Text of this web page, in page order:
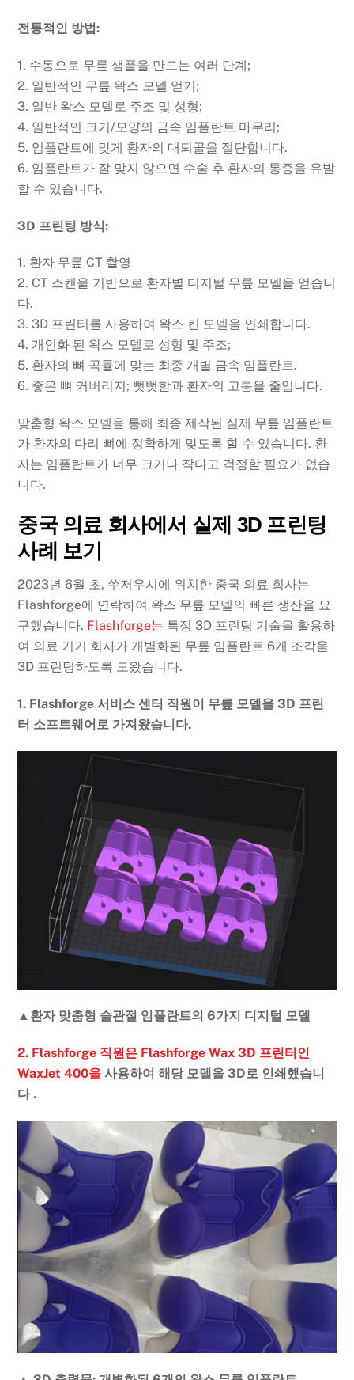
전통적인 방법:
1. 수동으로 무릎 샘플을 만드는 여러 단계;
2. 일반적인 무릎 왁스 모델 얻기;
3. 일반 왁스 모델로 주조 및 성형;
4. 일반적인 크기/모양의 금속 임플란트 마무리;
5. 임플란트에 맞게 환자의 대퇴골을 절단합니다.
6. 임플란트가 잘 맞지 않으면 수술 후 환자의 통증을 유발
할 수 있습니다.
3D 프린팅 방식:
1. 환자 무릎 CT 촬영
2. CT 스캔을 기반으로 환자별 디지털 무릎 모델을 얻습니
다.
3. 3D 프린터를 사용하여 왁스 킨 모델을 인쇄합니다.
4. 개인화 된 왁스 모델로 성형 및 주조;
5. 환자의 뼈 곡률에 맞는 최종 개별 금속 임플란트.
6. 좋은 뼈 커버리지; 뻣뻣함과 환자의 고통을 줄입니다.
맞춤형 왁스 모델을 통해 최종 제작된 실제 무릎 임플란트
가 환자의 다리 뼈에 정확하게 맞도록 할 수 있습니다. 환
자는 임플란트가 너무 크거나 작다고 걱정할 필요가 없습
니다.
중국 의료 회사에서 실제 3D 프린팅
사례 보기
2023년 6월 초, 쑤저우시에 위치한 중국 의료 회사는
Flashforge에 연락하여 왁스 무릎 모델의 빠른 생산을 요
구했습니다. Flashforge는 특정 3D 프린팅 기술을 활용하
여 의료 기기 회사가 개별화된 무릎 임플란트 6개 조각을
3D 프린팅하도록 도왔습니다.
1. Flashforge 서비스 센터 직원이 무릎 모델을 3D 프린
터 소프트웨어로 가져왔습니다.
▲환자 맞춤형 슬관절 임플란트의 6가지 디지털 모델
2. Flashforge 직원은 Flashforge Wax 3D 프린터인
WaxJet 400을 사용하여 해당 모델을 3D로 인쇄했습니
다 .